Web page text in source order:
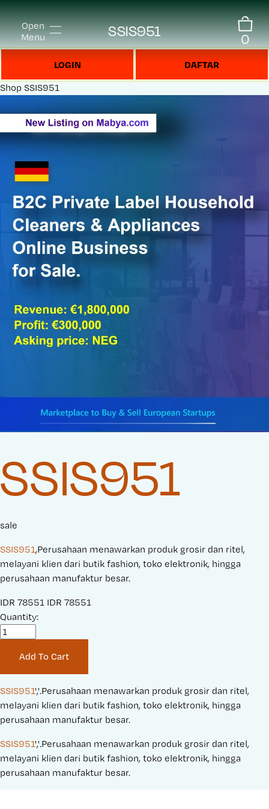
Open
Menu
SSIS951 0
LOGIN DAFTAR
Shop SSIS951
SSIS951
sale
SSIS951,Perusahaan menawarkan produk grosir dan ritel,
melayani klien dari butik fashion, toko elektronik, hingga
perusahaan manufaktur besar.
S
a
r
i
c
e
IDR 78551 O
i
n
a
l
P
i
c
e
IDR 78551
Quantity:
Add To Cart
SSIS951','.Perusahaan menawarkan produk grosir dan ritel,
melayani klien dari butik fashion, toko elektronik, hingga
perusahaan manufaktur besar.
SSIS951','.Perusahaan menawarkan produk grosir dan ritel,
melayani klien dari butik fashion, toko elektronik, hingga
perusahaan manufaktur besar.